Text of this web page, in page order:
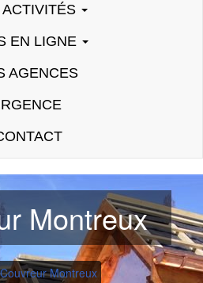
ACTIVITÉS
EN LIGNE
AGENCES
Montreux
Couvreur Montreux